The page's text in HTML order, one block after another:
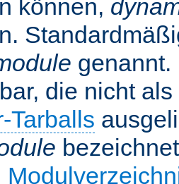
können,
genannt.
die nicht
Tarballs